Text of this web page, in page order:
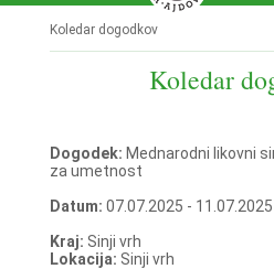
Koledar dogodkov
Koledar
Dogodek: Mednarodni likovni
za umetnost
Datum: 07.07.2025 - 11.07.2025
Kraj: Sinji vrh
Lokacija: Sinji vrh